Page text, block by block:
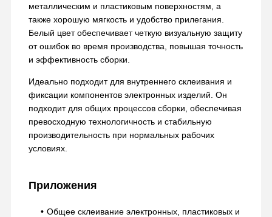
металлическим и пластиковым поверхностям, а
также хорошую мягкость и удобство прилегания.
Белый цвет обеспечивает четкую визуальную защиту
от ошибок во время производства, повышая точность
и эффективность сборки.
Идеально подходит для внутреннего склеивания и
фиксации компонентов электронных изделий. Он
подходит для общих процессов сборки, обеспечивая
превосходную технологичность и стабильную
производительность при нормальных рабочих
условиях.
Приложения
Общее склеивание электронных, пластиковых и